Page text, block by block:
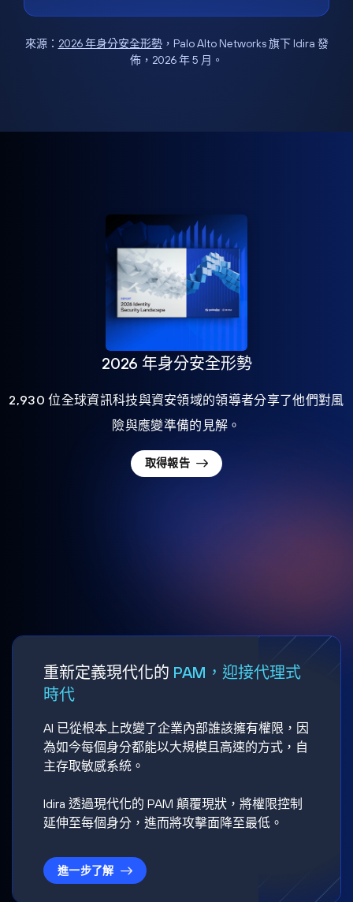
來源： 2026 年身分安全形勢，Palo Alto Networks 旗下 Idira 發
佈，2026 年 5 月。
2026 年身分安全形勢
2,930 位全球資訊科技與資安領域的領導者分享了他們對風
險與應變準備的見解。
取得報告
重新定義現代化的 PAM，迎接代理式
時代
AI 已從根本上改變了企業內部誰該擁有權限，因
為如今每個身分都能以大規模且高速的方式，自
主存取敏感系統。
Idira 透過現代化的 PAM 顛覆現狀，將權限控制
延伸至每個身分，進而將攻擊面降至最低。
進一步了解